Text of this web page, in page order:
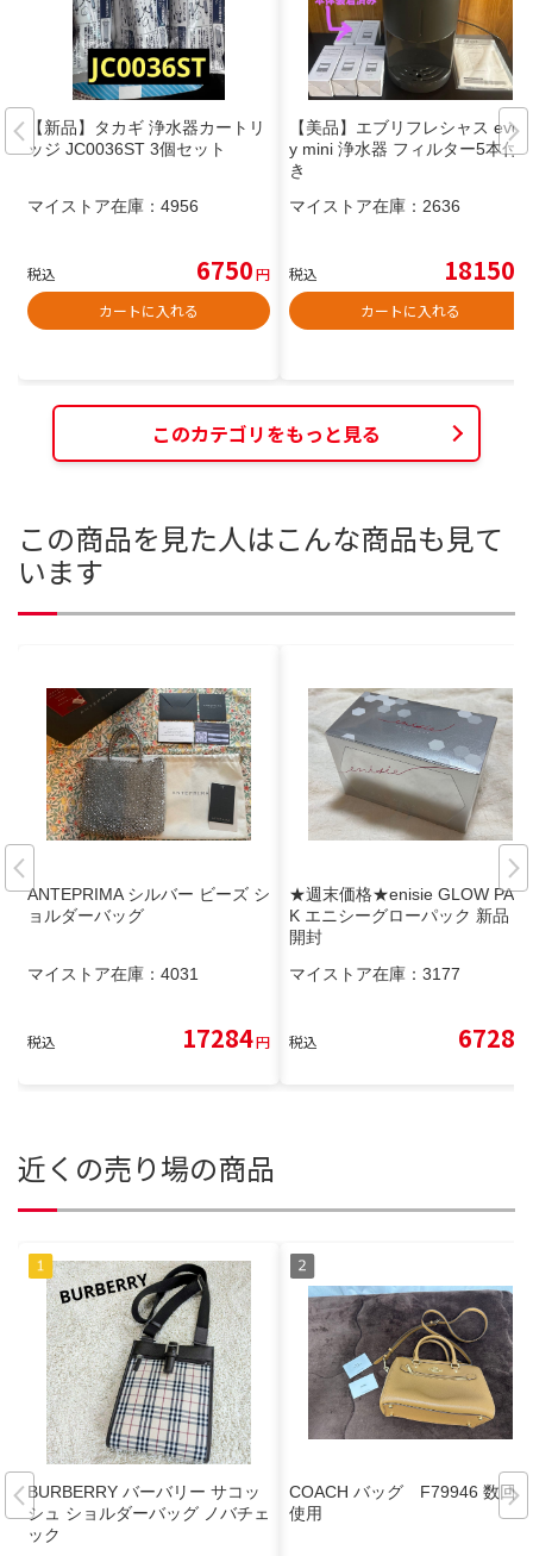
【新品】タカギ 浄水器カートリ
ッジ JC0036ST 3個セット
マイストア在庫： 4956
税込 6750円
カートに入れる
【美品】エブリフレシャス ever
y mini 浄水器 フィルター5本付
き
マイストア在庫： 2636
税込 18150
カートに入れる
このカテゴリをもっと見る
この商品を見た人はこんな商品も見て
います
ANTEPRIMA シルバー ビーズ シ
ョルダーバッグ
マイストア在庫： 4031
税込 17284円
★週末価格★enisie GLOW PAC
K エニシーグローパック 新品 未
開封
マイストア在庫： 3177
税込 6728
近くの売り場の商品
BURBERRY バーバリー サコッ
シュ ショルダーバッグ ノバチェ
ック
COACH バッグ F79946 数回
使用